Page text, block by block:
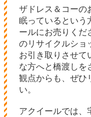
ザドレス＆コーの
眠っているという
ールにお売りくだ
のリサイクルショ
お引き取りさせて
な方へと橋渡しを
観点からも、ぜひ
い。
アクイールでは、